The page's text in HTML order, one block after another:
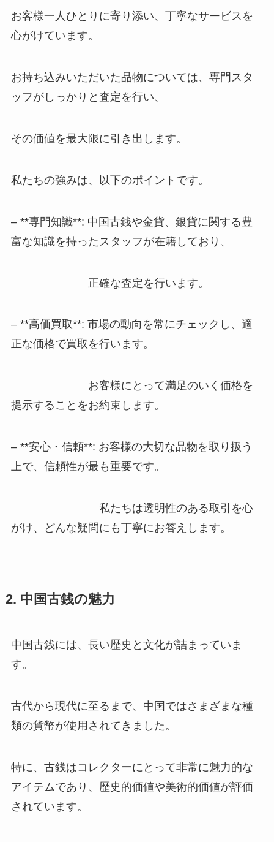
お客様一人ひとりに寄り添い、丁寧なサービスを
心がけています。
お持ち込みいただいた品物については、専門スタ
ッフがしっかりと査定を行い、
その価値を最大限に引き出します。
私たちの強みは、以下のポイントです。
– **専門知識**: 中国古銭や金貨、銀貨に関する豊
富な知識を持ったスタッフが在籍しており、
正確な査定を行います。
– **高価買取**: 市場の動向を常にチェックし、適
正な価格で買取を行います。
お客様にとって満足のいく価格を
提示することをお約束します。
– **安心・信頼**: お客様の大切な品物を取り扱う
上で、信頼性が最も重要です。
私たちは透明性のある取引を心
がけ、どんな疑問にも丁寧にお答えします。
2. 中国古銭の魅力
中国古銭には、長い歴史と文化が詰まっていま
す。
古代から現代に至るまで、中国ではさまざまな種
類の貨幣が使用されてきました。
特に、古銭はコレクターにとって非常に魅力的な
アイテムであり、歴史的価値や美術的価値が評価
されています。